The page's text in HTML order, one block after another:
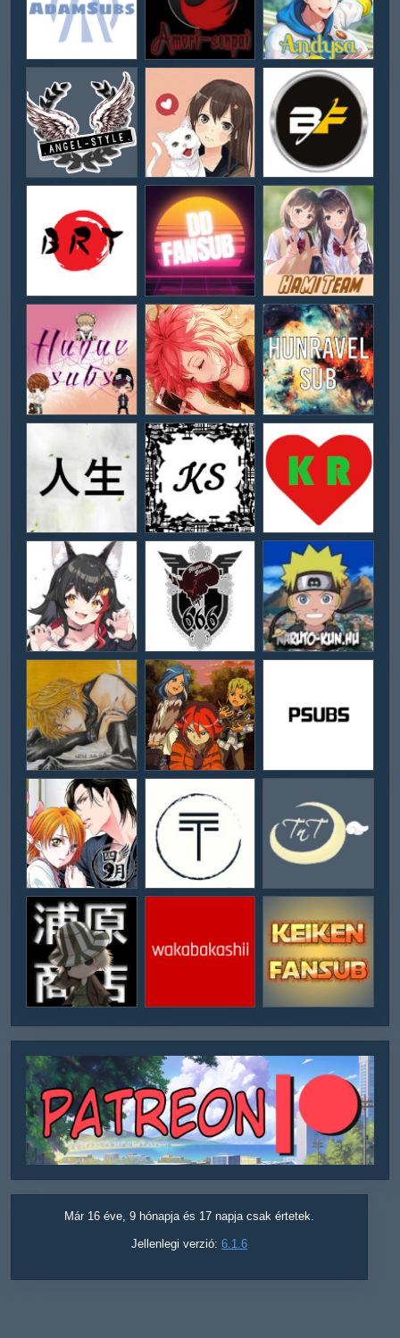
Már 16 éve, 9 hónapja és 17 napja csak értetek.
Jellenlegi verzió: 6.1.6